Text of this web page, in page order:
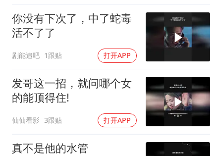
你没有下次了，中了蛇毒
活不了了
剧能追吧 1跟贴 打开APP
发哥这一招，就问哪个女
的能顶得住!
仙仙看影 3跟贴 打开APP
真不是他的水管